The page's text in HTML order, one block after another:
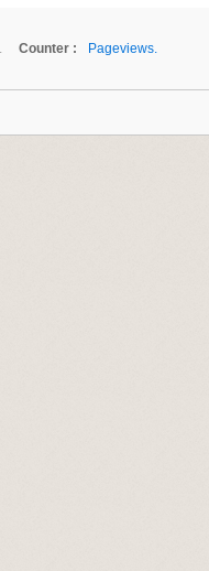
Counter :
Pageviews.